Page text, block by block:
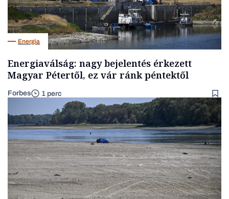
Energia
Energiaválság: nagy bejelentés érkezett
Magyar Pétertől, ez vár ránk péntektől
Forbes 1 perc